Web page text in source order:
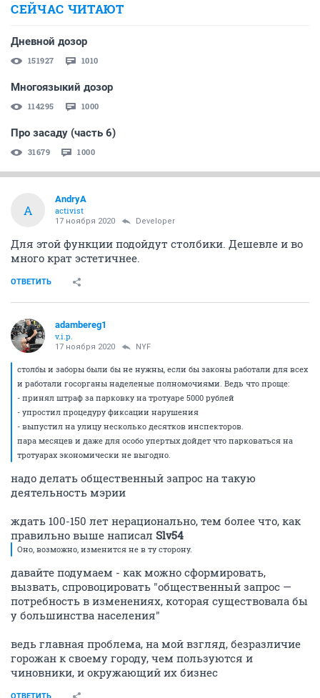
СЕЙЧАС ЧИТАЮТ
Дневной дозор
151927 1010
Многоязыкий дозор
114295 1000
Про засаду (часть 6)
31679 1000
A
AndryA
activist
17 ноября 2020 Developer
Для этой функции подойдут столбики. Дешевле и во
много крат эстетичнее.
ОТВЕТИТЬ
adambereg1
v.i.p.
17 ноября 2020 NYF
столбы и заборы были бы не нужны, если бы законы работали для всех
и работали госорганы наделеные полномочиями. Ведь что проще:
- принял штраф за парковку на тротуаре 5000 рублей
- упростил процедуру фиксации нарушения
- выпустил на улицу несколько десятков инспекторов.
пара месяцев и даже для особо упертых дойдет что парковаться на
тротуарах экономически не выгодно.
надо делать общественный запрос на такую
деятельность мэрии
ждать 100-150 лет нерационально, тем более что, как
правильно выше написал Slv54
Оно, возможно, изменится не в ту сторону.
давайте подумаем - как можно сформировать,
вызвать, спровоцировать "общественный запрос —
потребность в изменениях, которая существовала бы
у большинства населения"
ведь главная проблема, на мой взгляд, безразличие
горожан к своему городу, чем пользуются и
чиновники, и окружающий их бизнес